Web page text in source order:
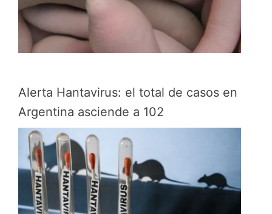
Alerta Hantavirus: el total de casos en
Argentina asciende a 102